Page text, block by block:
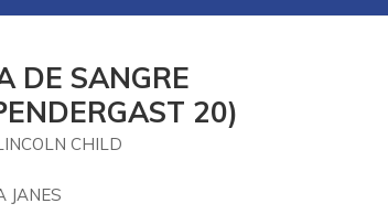
DE SANGRE
20)
CHILD
JANES